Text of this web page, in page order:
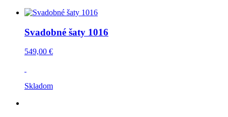
Svadobné šaty 1016
549,00 €
Skladom